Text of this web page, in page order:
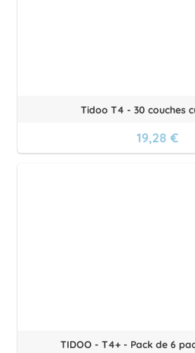
Tidoo T4 - 30 couches
19,28 €
TIDOO - T4+ - Pack de 6